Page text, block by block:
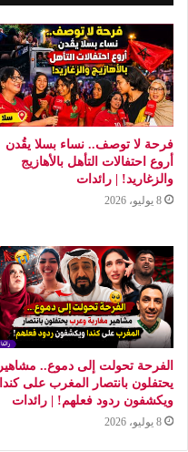
فرحة لا توصف.. نساء بسلا يقُدن
أروع احتفالات التأهل بالأهازيج
والزغاريد! | رائدات
8 يوليو، 2026
الفرحة تحولت إلى دموع.. مشاهير
يحتفلون بانتصار المغرب على كندا
ويكشفون ردود فعلهم! | رائدات
8 يوليو، 2026